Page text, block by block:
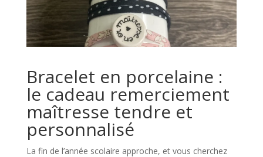
Bracelet en porcelaine :
le cadeau remerciement
maîtresse tendre et
personnalisé
La fin de l’année scolaire approche, et vous cherchez